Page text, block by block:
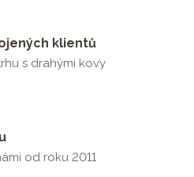
klientů
s drahými kovy
od roku 2011